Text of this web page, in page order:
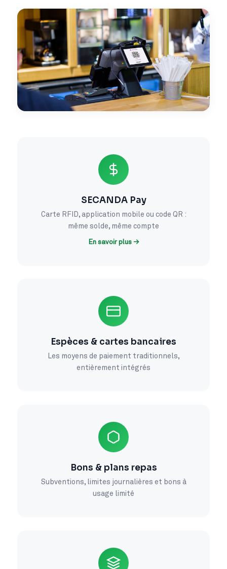
SECANDA Pay
Carte RFID, application mobile ou code QR :
même solde, même compte
En savoir plus →
Espèces & cartes bancaires
Les moyens de paiement traditionnels,
entièrement intégrés
Bons & plans repas
Subventions, limites journalières et bons à
usage limité